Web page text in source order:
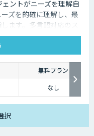
ントがニーズを理解自
ズを的確に理解し、最
ます。多言語対応のス
記録の取得・分析で展
無料プラン
なし
択